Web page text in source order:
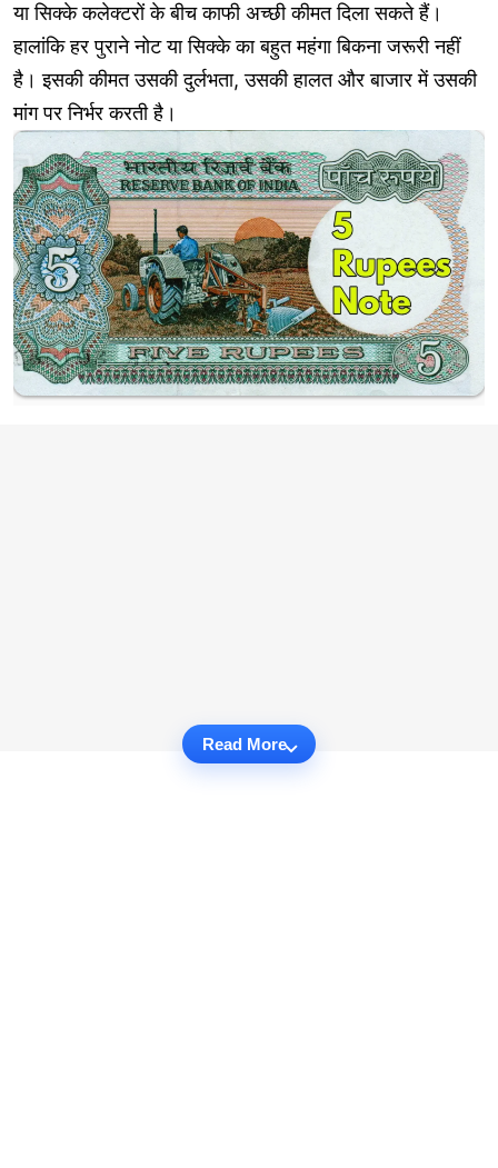
या सिक्के कलेक्टरों के बीच काफी अच्छी कीमत दिला सकते हैं।
हालांकि हर पुराने नोट या सिक्के का बहुत महंगा बिकना जरूरी नहीं
है। इसकी कीमत उसकी दुर्लभता, उसकी हालत और बाजार में उसकी
मांग पर निर्भर करती है।
Read More